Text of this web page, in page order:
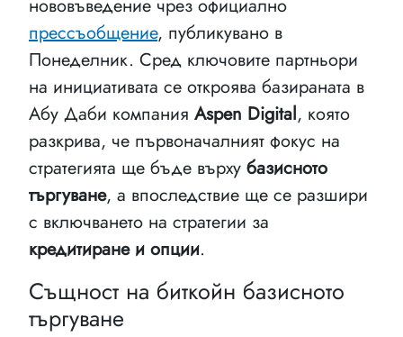
нововъведение чрез официално
прессъобщение, публикувано в
Понеделник. Сред ключовите партньори
на инициативата се откроява базираната в
Абу Даби компания Aspen Digital, която
разкрива, че първоначалният фокус на
стратегията ще бъде върху базисното
търгуване, а впоследствие ще се разшири
с включването на стратегии за
кредитиране и опции.
Същност на биткойн базисното
търгуване